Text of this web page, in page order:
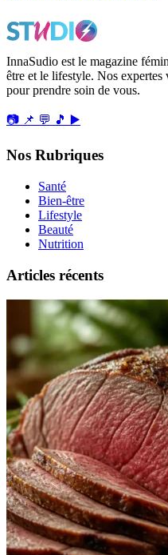
InnaSudio est le magazine
être et le lifestyle. Nos
pour prendre soin de vous.
📷 📌 💬 🎵 ▶️
Nos Rubriques
Santé
Bien-être
Lifestyle
Beauté
Nutrition
Articles récents